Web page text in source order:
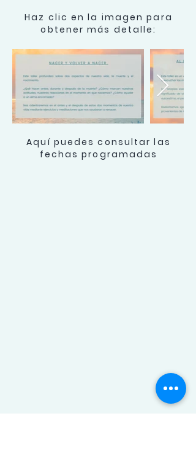
Haz clic en la imagen para
obtener más detalle:
Aquí puedes consultar las
fechas programadas